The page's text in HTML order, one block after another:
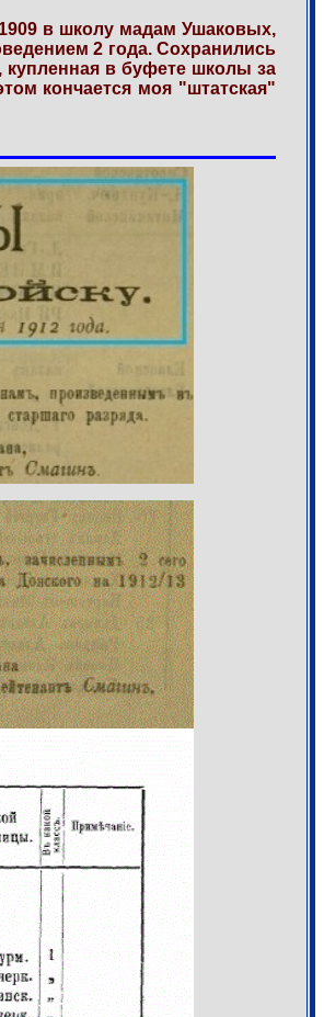
в школу мадам Ушаковых,
2 года. Сохранились
купленная в буфете школы за
кончается моя "штатская"